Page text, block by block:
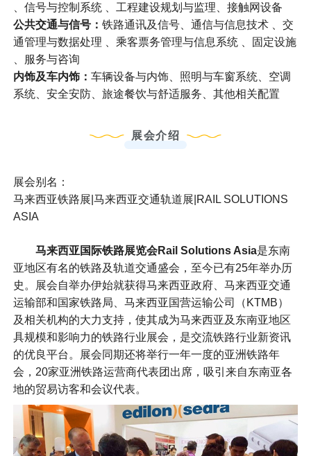
、信号与控制系统 、⼯程建设规划与监理、接触网设备
公共交通与信号： 铁路通讯及信号、通信与信息技术 、交
通管理与数据处理 、乘客票务管理与信息系统 、固定设施
、服务与咨询
内饰及车内饰： ⻋辆设备与内饰、照明与⻋窗系统、空调
系统、安全安防、旅途餐饮与舒适服务、其他相关配置
展会介绍
展会别名：
马来西亚铁路展|马来西亚交通轨道展|RAIL SOLUTIONS
ASIA
马来西亚国际铁路展览会Rail Solutions Asia是东南
亚地区有名的铁路及轨道交通盛会，至今已有25年举办历
史。展会自举办伊始就获得马来西亚政府、马来西亚交通
运输部和国家铁路局、马来西亚国营运输公司（KTMB）
及相关机构的大力支持，使其成为马来西亚及东南亚地区
具规模和影响力的铁路行业展会，是交流铁路行业新资讯
的优良平台。展会同期还将举行一年一度的亚洲铁路年
会，20家亚洲铁路运营商代表团出席，吸引来自东南亚各
地的贸易访客和会议代表。